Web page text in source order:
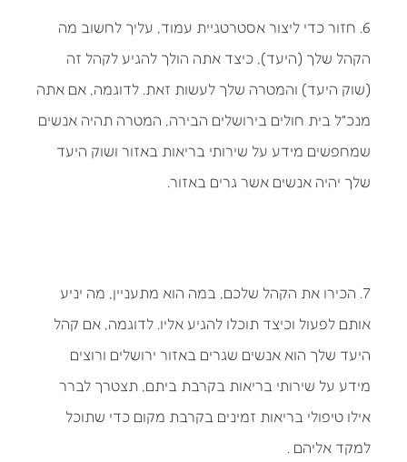
6. חזור כדי ליצור אסטרטגיית עמוד, עליך לחשוב מה
הקהל שלך (היעד), כיצד אתה הולך להגיע לקהל זה
(שוק היעד) והמטרה שלך לעשות זאת. לדוגמה, אם אתה
מנכ"ל בית חולים בירושלים הבירה, המטרה תהיה אנשים
שמחפשים מידע על שירותי בריאות באזור ושוק היעד
שלך יהיה אנשים אשר גרים באזור.
7. הכירו את הקהל שלכם, במה הוא מתעניין, מה יניע
אותם לפעול וכיצד תוכלו להגיע אליו. לדוגמה, אם קהל
היעד שלך הוא אנשים שגרים באזור ירושלים ורוצים
מידע על שירותי בריאות בקרבת ביתם, תצטרך לברר
אילו טיפולי בריאות זמינים בקרבת מקום כדי שתוכל
למקד אליהם .